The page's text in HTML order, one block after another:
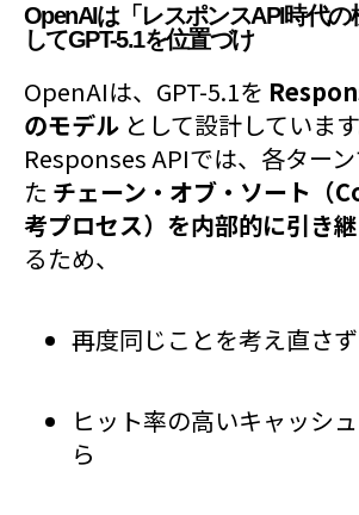
OpenAIは「レスポンスAPI時代の
してGPT-5.1を位置づけ
OpenAIは、GPT-5.1を
のモデル として設計しています
Responses APIでは、各ター
た チェーン・オブ・ソート（
考プロセス）を内部的に引き
るため、
再度同じことを考え直さ
ヒット率の高いキャッシ
ら